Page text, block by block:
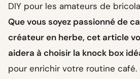
DIY pour les amateurs de
Que vous soyez passionné de
créateur en herbe, cet article
aidera à choisir la knock box
pour enrichir votre routine café.